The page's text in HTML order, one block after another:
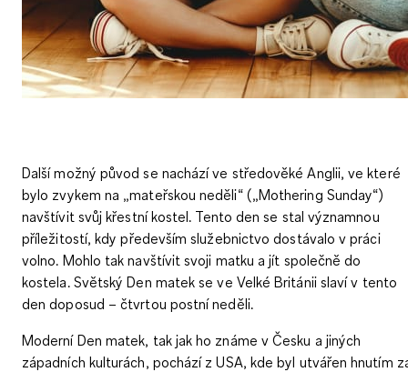
Další možný původ se nachází ve středověké Anglii, ve které
bylo zvykem na „mateřskou neděli“ („Mothering Sunday“)
navštívit svůj křestní kostel. Tento den se stal významnou
příležitostí, kdy především služebnictvo dostávalo v práci
volno. Mohlo tak navštívit svoji matku a jít společně do
kostela. Světský Den matek se ve Velké Británii slaví v tento
den doposud – čtvrtou postní neděli.
Moderní Den matek, tak jak ho známe v Česku a jiných
západních kulturách, pochází z USA, kde byl utvářen hnutím